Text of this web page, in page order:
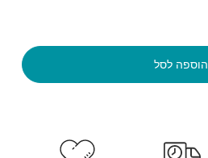
הוספה לסל